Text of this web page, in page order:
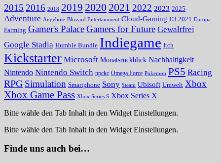
2015 2016 2018 2019 2020 2021 2022 2023 2025
Adventure Angebote Blizzard Entertainment Cloud-Gaming E3 2021 Europa
Farming Gamer's PalaceGamers for Future Gewaltfrei
Google Stadia Humble Bundle Indiegame Itch
Kickstarter Microsoft Monatsrückblick Nachhaltigkeit
Nintendo Nintendo Switch npckc Omega Force Pokemon PS5 Racing
RPG Simulation Smartphone Sony Steam Ubisoft Umwelt Xbox
Xbox Game Pass Xbox Series S Xbox Series X
Bitte wähle den Tab Inhalt in den Widget Einstellungen.
Bitte wähle den Tab Inhalt in den Widget Einstellungen.
Finde uns auch bei…